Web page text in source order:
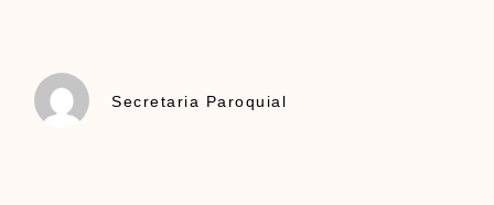
Secretaria Paroquial